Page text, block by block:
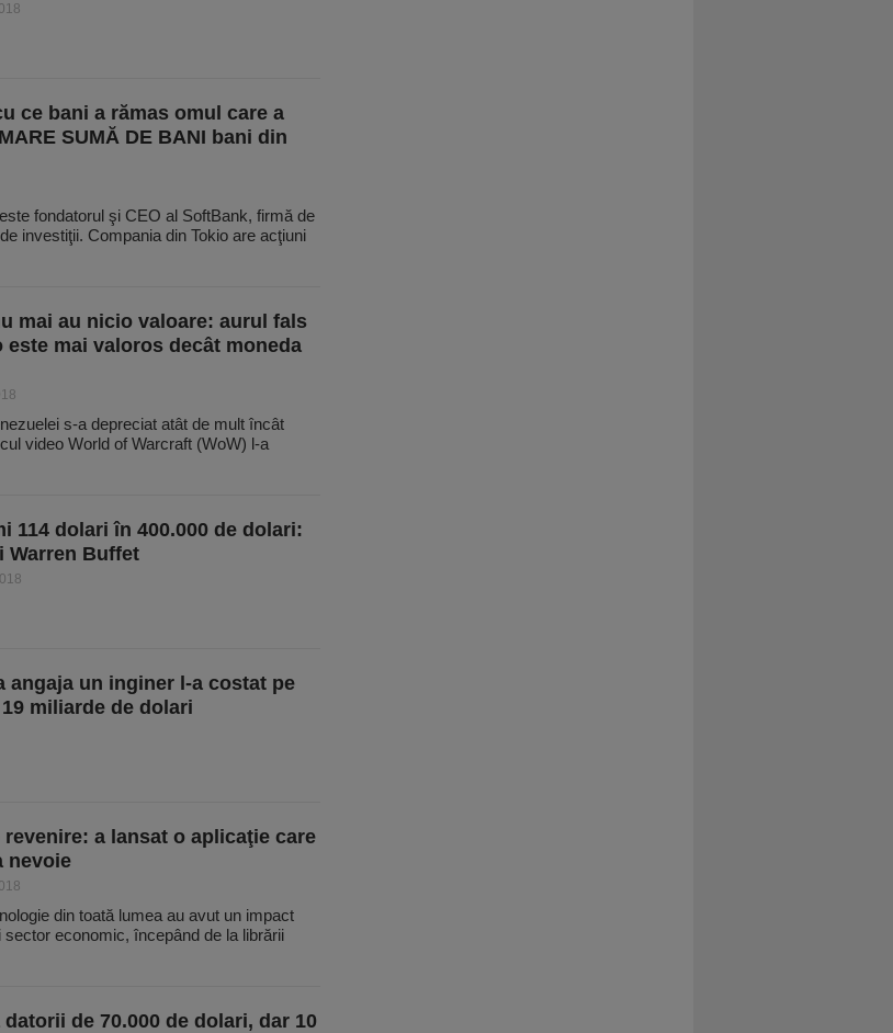
ce bani a rămas omul care a
SUMĂ DE BANI bani din
fondatorul şi CEO al SoftBank, firmă de
investiţii. Compania din Tokio are acţiuni
mai au nicio valoare: aurul fals
mai valoros decât moneda
s-a depreciat atât de mult încât
video World of Warcraft (WoW) l-a
114 dolari în 400.000 de dolari:
Warren Buffet
angaja un inginer l-a costat pe
miliarde de dolari
a lansat o aplicaţie care
nevoie
din toată lumea au avut un impact
sector economic, începând de la librării
datorii de 70.000 de dolari, dar 10